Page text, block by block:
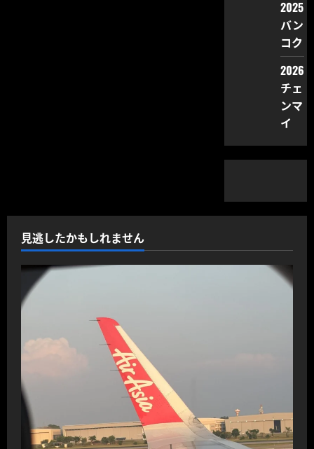
2025
バン
コク
2026
チェ
ンマ
イ
見逃したかもしれません